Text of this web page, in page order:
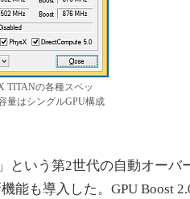
TITANの各種スペッ
量はシングルGPU構成
という第2世代の自動オーバ
能も導入した。GPU Boost